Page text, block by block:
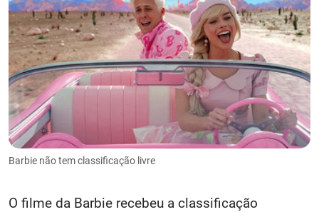
Barbie não tem classificação livre
O filme da Barbie recebeu a classificação